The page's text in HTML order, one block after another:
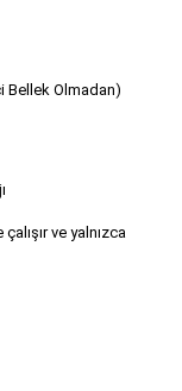
Bellek Olmadan)
ve yalnızca